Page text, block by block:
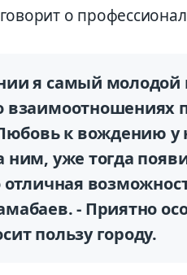
о
я самый молодой
взаимоотношениях
к вождению у
ним, уже тогда
отличная
- Приятно
пользу городу.